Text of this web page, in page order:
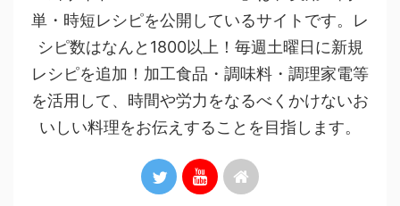
単・時短レシピを公開しているサイトです。レ
シピ数はなんと1800以上！毎週土曜日に新規
レシピを追加！加工食品・調味料・調理家電等
を活用して、時間や労力をなるべくかけないお
いしい料理をお伝えすることを目指します。